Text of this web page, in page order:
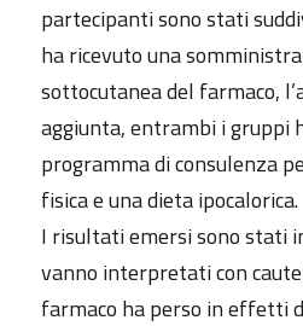
partecipanti sono stati
ha ricevuto una
sottocutanea del farmaco,
aggiunta, entrambi i gruppi
programma di consulenza
fisica e una dieta ipocalorica.
I risultati emersi sono stati
vanno interpretati con
farmaco ha perso in effetti